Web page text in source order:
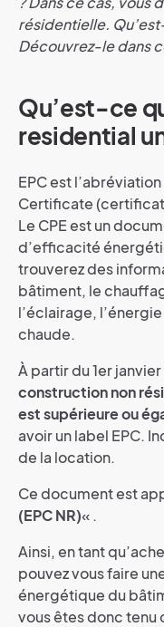
résidentielle.
Découvrez-le dans
Qu’est-ce
residential
EPC est
Certificate
Le CPE est un
d’efficacité
trouverez des
bâtiment, le
l’éclairage,
chaude.
À partir du 1er
construction non
est supérieure ou
avoir un label EPC.
de la location.
Ce document est
(EPC NR)« .
Ainsi, en tant
pouvez vous faire
énergétique du
vous êtes donc